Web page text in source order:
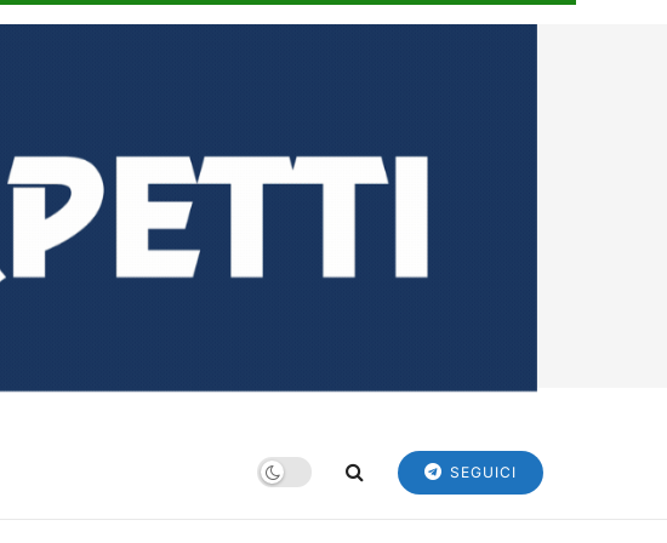
SEGUICI